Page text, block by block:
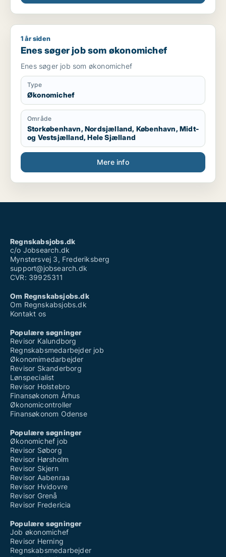
Enes søger job som økonomichef
1 år siden
Enes søger job som økonomichef
Enes søger job som økonomichef
Type
Økonomichef
Område
Storkøbenhavn, Nordsjælland, København, Midt-
og Vestsjælland, Hele Sjælland
Mere info
Regnskabsjobs.dk
c/o Jobsearch.dk
Mynstersvej 3, Frederiksberg
support@jobsearch.dk
CVR: 39925311
Om Regnskabsjobs.dk
Om Regnskabsjobs.dk
Kontakt os
Populære søgninger
Revisor Kalundborg
Regnskabsmedarbejder job
Økonomimedarbejder
Revisor Skanderborg
Lønspecialist
Revisor Holstebro
Finansøkonom Århus
Økonomicontroller
Finansøkonom Odense
Populære søgninger
Økonomichef job
Revisor Søborg
Revisor Hørsholm
Revisor Skjern
Revisor Aabenraa
Revisor Hvidovre
Revisor Grenå
Revisor Fredericia
Populære søgninger
Job økonomichef
Revisor Herning
Regnskabsmedarbejder